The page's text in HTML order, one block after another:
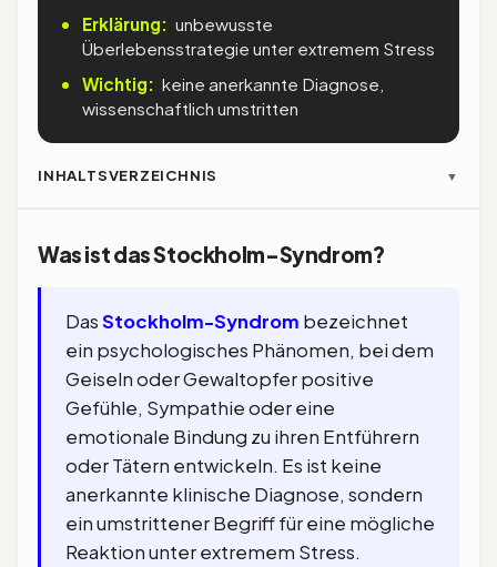
Erklärung: unbewusste
Überlebensstrategie unter extremem Stress
Wichtig: keine anerkannte Diagnose,
wissenschaftlich umstritten
INHALTSVERZEICHNIS ▼
Was ist das Stockholm-Syndrom?
DasStockholm-Syndrom bezeichnet
ein psychologisches Phänomen, bei dem
Geiseln oder Gewaltopfer positive
Gefühle, Sympathie oder eine
emotionale Bindung zu ihren Entführern
oder Tätern entwickeln. Es ist keine
anerkannte klinische Diagnose, sondern
ein umstrittener Begriff für eine mögliche
Reaktion unter extremem Stress.